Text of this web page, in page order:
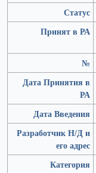
Статус
Принят в РА
№
Дата Принятия в
РА
Дата Введения
Разработчик Н/Д и
его адрес
Категория